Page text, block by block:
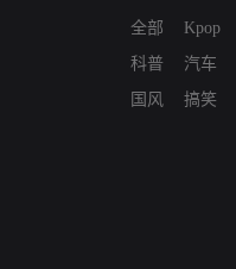
全部
科普
国风
Kpop
汽车
搞笑